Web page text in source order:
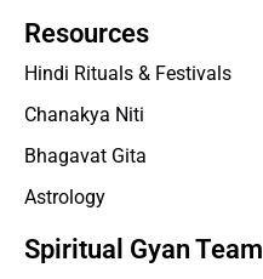
Resources
Hindi Rituals & Festivals
Chanakya Niti
Bhagavat Gita
Astrology
Spiritual Gyan Team